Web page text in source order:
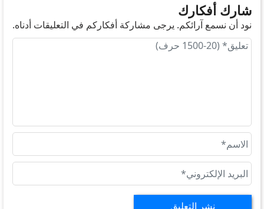
شارك أفكارك
نود أن نسمع آرائكم. يرجى مشاركة أفكاركم في التعليقات أدناه.